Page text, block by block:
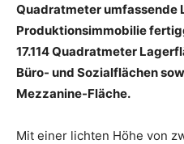
Quadratmeter umfassende
Produktionsimmobilie
17.114 Quadratmeter
Büro- und Sozialflächen
Mezzanine-Fläche.
Mit einer lichten Höhe von